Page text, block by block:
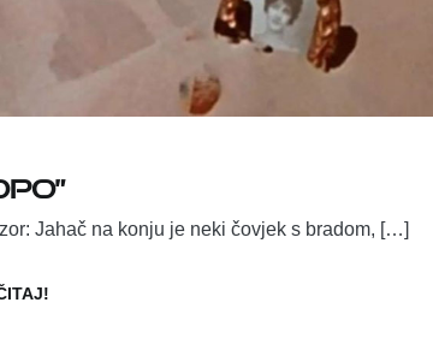
Jahač na konju je neki čovjek s bradom, […]